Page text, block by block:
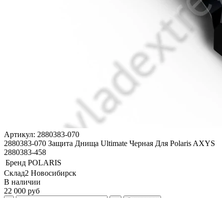
Артикул: 2880383-070
2880383-070 Защита Днища Ultimate Черная Для Polaris AXYS
2880383-458
Бренд POLARIS
Склад2 Новосибирск
В наличии
22 000 руб